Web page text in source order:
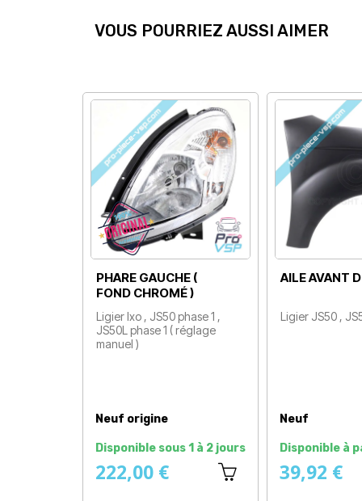
VOUS POURRIEZ AUSSI AIMER
Rivet éclaté tête large pour
carrosserie / 4,8 x 14 mm
PARE CHOC AVANT
Ligier JS50 , JS50L / Phase 1 /
Sans feux de jour à led
8/09
75,75 €